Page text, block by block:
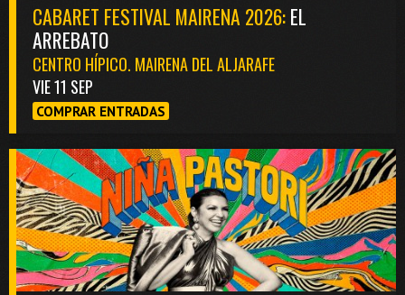
CABARET FESTIVAL MAIRENA 2026:EL
ARREBATO
CENTRO HÍPICO. MAIRENA DEL ALJARAFE
VIE 11 SEP
COMPRAR ENTRADAS